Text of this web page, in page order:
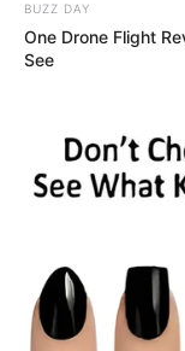
Bald ist Hohes
Sonnabend, den
Schortens gibt es
Sprungturm, ein
Im Eintrittsgeld
drei Textilsaunen
natürlich auch für
BUZZ DAY
One Drone Flight
See